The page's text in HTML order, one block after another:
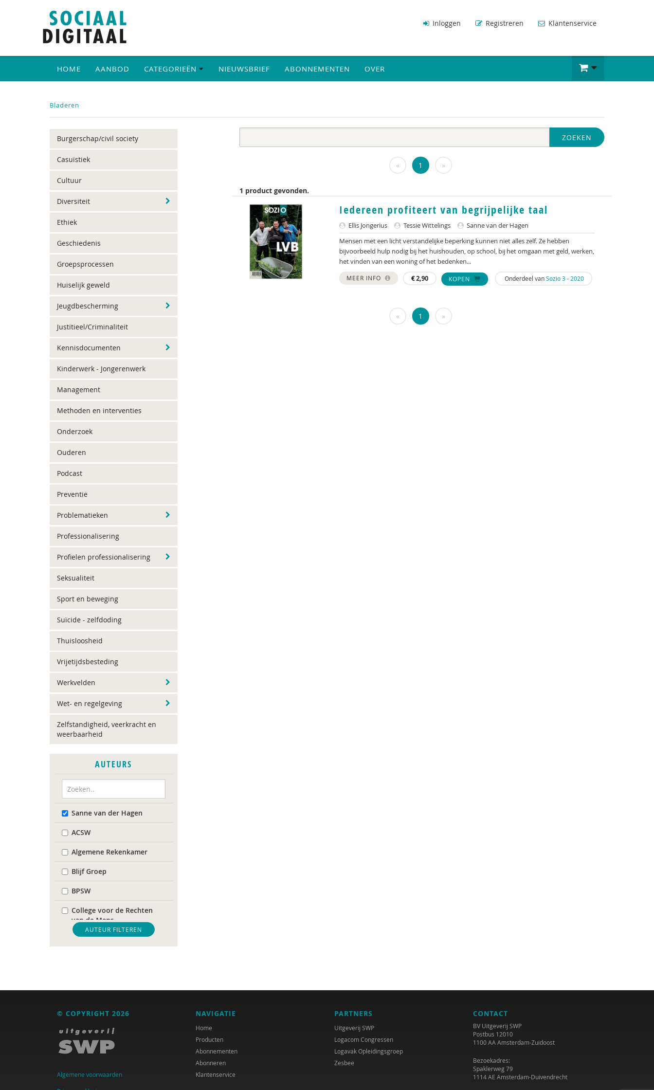
Inloggen Registreren Klantenservice
HOME AANBOD CATEGORIEËN NIEUWSBRIEF ABONNEMENTEN OVER
Bladeren
Burgerschap/civil society
Casuïstiek
Cultuur
Diversiteit
Ethiek
Geschiedenis
Groepsprocessen
Huiselijk geweld
Jeugdbescherming
Justitieel/Criminaliteit
Kennisdocumenten
Kinderwerk - Jongerenwerk
Management
Methoden en interventies
Onderzoek
Ouderen
Podcast
Preventie
Problematieken
Professionalisering
Profielen professionalisering
Seksualiteit
Sport en beweging
Suïcide - zelfdoding
Thuisloosheid
Vrijetijdsbesteding
Werkvelden
Wet- en regelgeving
Zelfstandigheid, veerkracht en
weerbaarheid
AUTEURS
Sanne van der Hagen
ACSW
Algemene Rekenkamer
Blijf Groep
BPSW
College voor de Rechten
van de Mens
De Raad voor
Volksgezondheid &
DIVOSA
FEMA
Fier
GREVIO
AUTEUR FILTEREN
ZOEKEN
« 1 »
1 product gevonden.
Iedereen profiteert van begrijpelijke taal
Ellis Jongerius Tessie Wittelings
Sanne van der Hagen
Mensen met een licht verstandelijke beperking kunnen niet alles zelf. Ze hebben
bijvoorbeeld hulp nodig bij het huishouden, op school, bij het omgaan met geld, werken,
het vinden van een woning of het bedenken...
MEER INFO €2,90 KOPEN Onderdeel vanSozio 3 - 2020
« 1 »
© COPYRIGHT 2026
Algemene voorwaarden
NAVIGATIE
Home
Producten
Abonnementen
Abonneren
Klantenservice
PARTNERS
Uitgeverij SWP
Logacom Congressen
Logavak Opleidingsgroep
Zesbee
CONTACT
BV Uitgeverij SWP
Postbus 12010
1100 AA Amsterdam-Zuidoost
Bezoekadres:
Spaklerweg 79
1114 AE Amsterdam-Duivendrecht